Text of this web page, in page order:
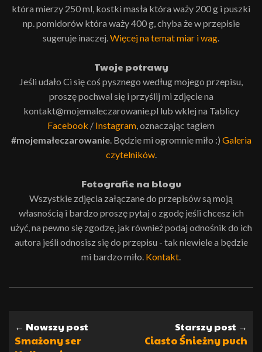
która mierzy 250 ml, kostki masła która waży 200 g i puszki
np. pomidorów która waży 400 g, chyba że w przepisie
sugeruje inaczej. Więcej na temat miar i wag
Twoje potrawy
Jeśli udało Ci się coś pysznego według mojego przepisu,
proszę pochwal się i przyślij mi zdjęcie na
kontakt@mojemaleczarowanie.pl lub wklej na Tablicy
Facebook / Instagram , oznaczając tagiem
#mojemałeczarowanie. Będzie mi ogromnie miło :) Galeria
czytelników.
Fotografie na blogu
Wszystkie zdjęcia załączane do przepisów są moją
własnością i bardzo proszę pytaj o zgodę jeśli chcesz ich
użyć, na pewno się zgodzę, jak również podaj odnośnik do ich
autora jeśli odnosisz się do przepisu - tak niewiele a będzie
mi bardzo miło. Kontakt
← Nowszy post
Smażony ser
Starszy post →
Ciasto Śnieżny puch